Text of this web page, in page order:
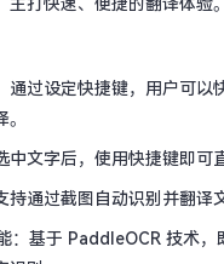
通过设定快捷键，用户可以
中文字后，使用快捷键即可
持通过截图自动识别并翻译
：基于 PaddleOCR 技术，